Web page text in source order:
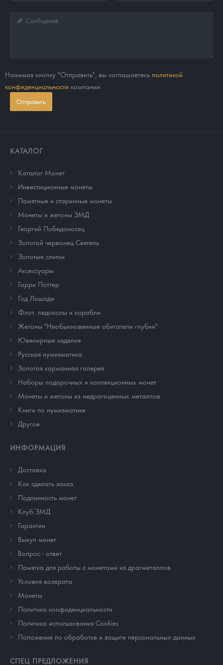
Нажимая кнопку "Отправить", вы соглашаетесь политикой
конфиденциальности компании.
Отправить
КАТАЛОГ
Каталог Монет
Инвестиционные монеты
Памятные и старинные монеты
Монеты и жетоны ЗМД
Георгий Победоносец
Золотой червонец Сеятель
Золотые слитки
Аксессуары
Гарри Поттер
Год Лошади
Флот: ледоколы и корабли
Жетоны "Необыкновенные обитатели глубин"
Ювелирные изделия
Русская нумизматика
Золотая карманная галерея
Наборы подарочных и коллекционных монет
Монеты и жетоны из недрагоценных металлов
Книги по нумизматике
Другое
ИНФОРМАЦИЯ
Доставка
Как сделать заказ
Подлинность монет
Клуб ЗМД
Гарантии
Выкуп монет
Вопрос - ответ
Памятка для работы с монетами из драгметаллов
Условия возврата
Монеты
Политика конфиденциальности
Политика использования Cookies
Положение по обработке и защите персональных данных
СПЕЦ ПРЕДЛОЖЕНИЯ